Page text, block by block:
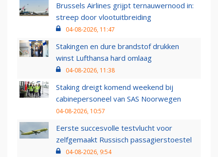
Brussels Airlines grijpt ternauwernood in:
streep door vlootuitbreiding
04-08-2026, 11:47
Stakingen en dure brandstof drukken
winst Lufthansa hard omlaag
04-08-2026, 11:38
Staking dreigt komend weekend bij
cabinepersoneel van SAS Noorwegen
04-08-2026, 10:57
Eerste succesvolle testvlucht voor
zelfgemaakt Russisch passagierstoestel
04-08-2026, 9:54